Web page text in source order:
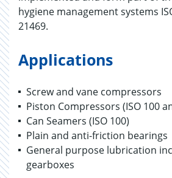
hygiene management systems
21469.
Applications
Screw and vane compressors
Piston Compressors (ISO 100
Can Seamers (ISO 100)
Plain and anti-friction bearings
General purpose lubrication
gearboxes